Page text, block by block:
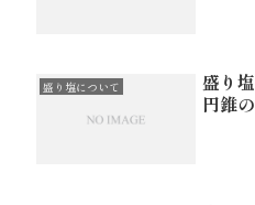
盛り塩について
盛り
円錐